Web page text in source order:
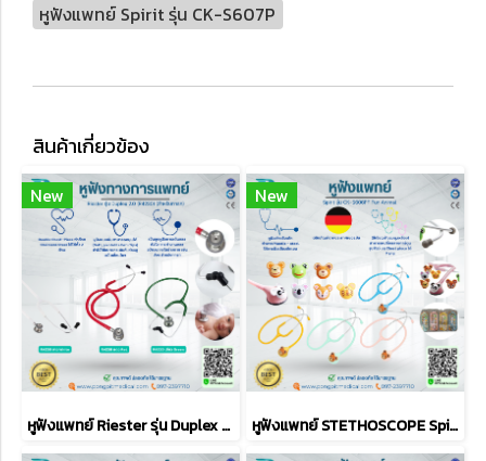
หูฟังแพทย์ Spirit รุ่น CK-S607P
สินค้าเกี่ยวข้อง
New
หูฟังแพทย์ Riester รุ่น Duplex 2.0 (R4230) (สำหรับทารก)
New
หูฟังแพทย์ STETHOSCOPE Spirit รุ่น CK-S606PF Fun Animal